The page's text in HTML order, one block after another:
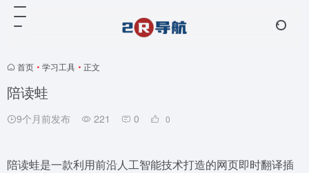
首页 • 学习工具 • 正文
陪读蛙
9个月前发布 221 0 0
陪读蛙是一款利用前沿人工智能技术打造的网页即时翻译插